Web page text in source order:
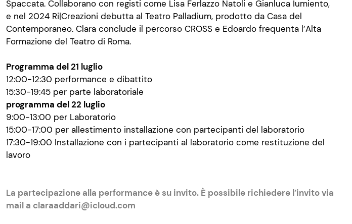
Spaccata. Collaborano con registi come Lisa Ferlazzo Natoli e Gianluca Iumiento,
e nel 2024 Ri|Creazioni debutta al Teatro Palladium, prodotto da Casa del
Contemporaneo. Clara conclude il percorso CROSS e Edoardo frequenta l’Alta
Formazione del Teatro di Roma.
Programma del 21 luglio
12:00-12:30 performance e dibattito
15:30-19:45 per parte laboratoriale
programma del 22 luglio
9:00-13:00 per Laboratorio
15:00-17:00 per allestimento installazione con partecipanti del laboratorio
17:30-19:00 Installazione con i partecipanti al laboratorio come restituzione del
lavoro
La partecipazione alla performance è su invito. È possibile richiedere l’invito via
mail a claraaddari@icloud.com